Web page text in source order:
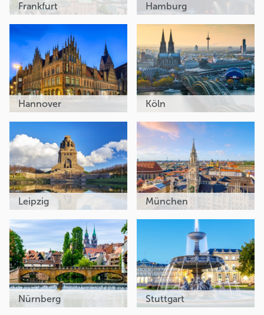
Frankfurt Hamburg
Hannover Köln
Leipzig München
Nürnberg Stuttgart